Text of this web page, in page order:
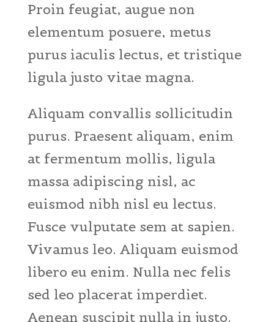
Proin feugiat, augue non
elementum posuere, metus
purus iaculis lectus, et tristique
ligula justo vitae magna.
Aliquam convallis sollicitudin
purus. Praesent aliquam, enim
at fermentum mollis, ligula
massa adipiscing nisl, ac
euismod nibh nisl eu lectus.
Fusce vulputate sem at sapien.
Vivamus leo. Aliquam euismod
libero eu enim. Nulla nec felis
sed leo placerat imperdiet.
Aenean suscipit nulla in justo.